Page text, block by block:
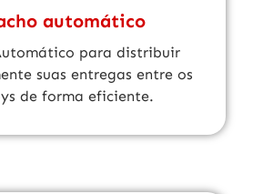
automático
para distribuir
suas entregas entre os
de forma eficiente.